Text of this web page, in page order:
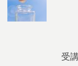
受